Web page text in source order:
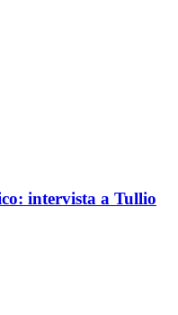
intervista a Tullio